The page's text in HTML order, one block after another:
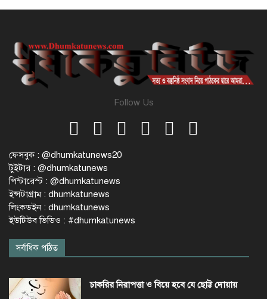
Follow Us
ফেসবুক : @dhumkatunews20
টুইটার : @dhumkatunews
পিন্টারেস্ট : @dhumkatunews
ইন্সটাগ্রাম : dhumkatunews
লিংকডইন : dhumkatunews
ইউটিউব ভিডিও : #dhumkatunews
সর্বাধিক পঠিত
চাকরির নিরাপত্তা ও বিয়ে হবে যে ছোট্ট দোয়ায়